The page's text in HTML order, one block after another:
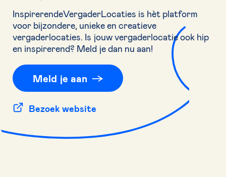
InspirerendeVergaderLocaties is hèt platform
voor bijzondere, unieke en creatieve
vergaderlocaties. Is jouw vergaderlocatie ook hip
en inspirerend? Meld je dan nu aan!
Meld je aan
Bezoek website